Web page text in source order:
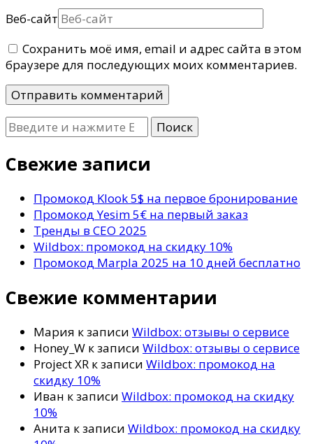
Веб-сайт
Сохранить моё имя, email и адрес сайта в этом
браузере для последующих моих комментариев.
Ищите
что-
то?
Свежие записи
Промокод Klook 5$ на первое бронирование
Промокод Yesim 5€ на первый заказ
Тренды в СЕО 2025
Wildbox: промокод на скидку 10%
Промокод Marpla 2025 на 10 дней бесплатно
Свежие комментарии
Мария к записи Wildbox: отзывы о сервисе
Honey_W к записи Wildbox: отзывы о сервисе
Project XR к записи Wildbox: промокод на
скидку 10%
Иван к записи Wildbox: промокод на скидку
10%
Анита к записи Wildbox: промокод на скидку